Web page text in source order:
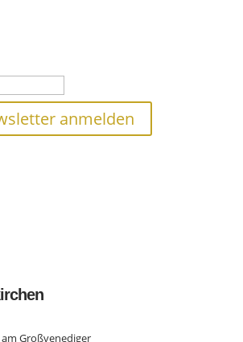
anmelden
Großvenediger